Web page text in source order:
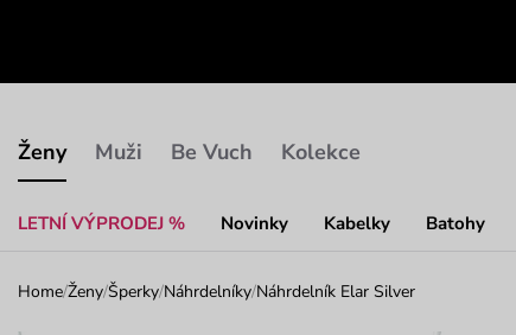
Ženy
LETNÍ VÝPRODEJ % Novinky Kabelky Batohy
Muži Be Vuch Kolekce
Home/Ženy/Šperky/Náhrdelníky/Náhrdelník Elar Silver